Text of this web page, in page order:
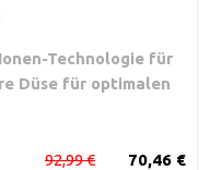
Technologie für
Düse für optimalen
70,46 €
92,99 €